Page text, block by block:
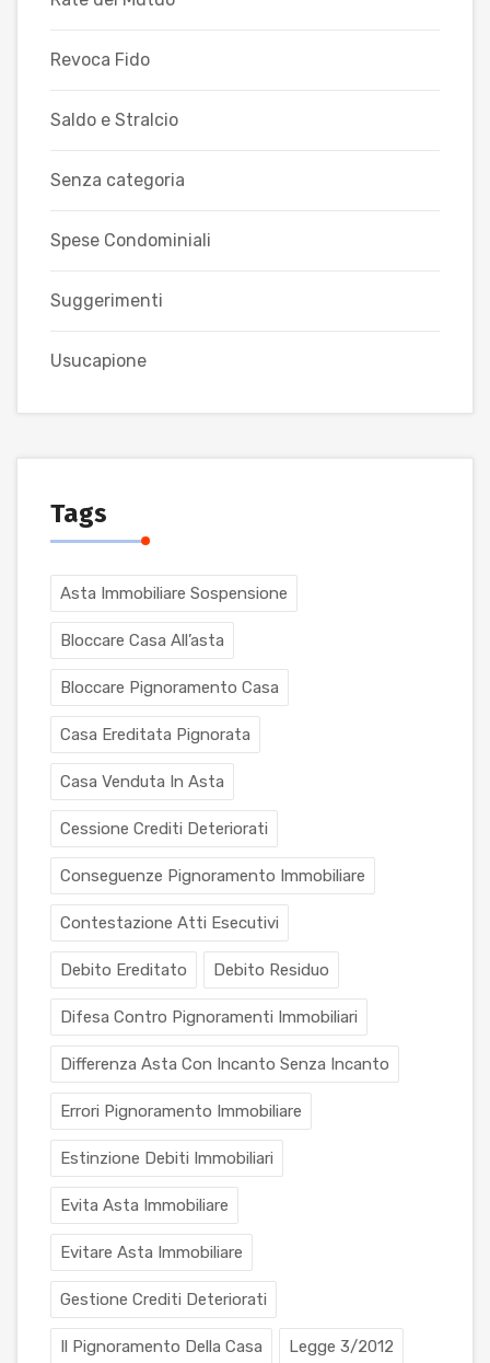
Revoca Fido
Saldo e Stralcio
Senza categoria
Spese Condominiali
Suggerimenti
Usucapione
Tags
Asta Immobiliare Sospensione
Bloccare Casa All’asta
Bloccare Pignoramento Casa
Casa Ereditata Pignorata
Casa Venduta In Asta
Cessione Crediti Deteriorati
Conseguenze Pignoramento Immobiliare
Contestazione Atti Esecutivi
Debito Ereditato Debito Residuo
Difesa Contro Pignoramenti Immobiliari
Differenza Asta Con Incanto Senza Incanto
Errori Pignoramento Immobiliare
Estinzione Debiti Immobiliari
Evita Asta Immobiliare
Evitare Asta Immobiliare
Gestione Crediti Deteriorati
Il Pignoramento Della Casa Legge 3/2012